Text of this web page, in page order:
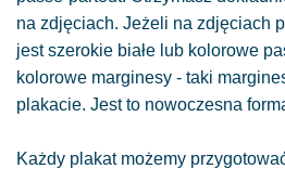
na zdjęciach. Jeżeli na zdjęciach
jest szerokie białe lub kolorowe
kolorowe marginesy - taki
plakacie. Jest to nowoczesna
Każdy plakat możemy